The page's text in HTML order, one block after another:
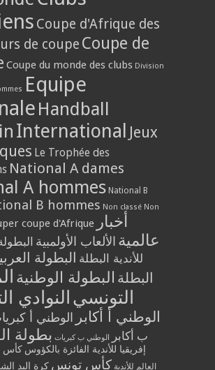
Coupe d'Afrique des
de coupe Coupe de
Coupe du monde des clubs Division
Equipe
Handball
International Jeux
Le Trophée des
National A dames
A hommes National B
B hommes Non classé Non
coupe d'Afrique أخبار
عالمية الألعاب الأولمبية
للأندية البطلة البطولة
البطلة البطولة الوطنية
التونسي النوادي
الوطني أ أكابر الوطني أ
ب أكابر
الوطني ب كبريات بطولة
إفريقيا للأندية الفائزة بالكؤوس كأس
العالم للأندية كأس تونس كرة اليد